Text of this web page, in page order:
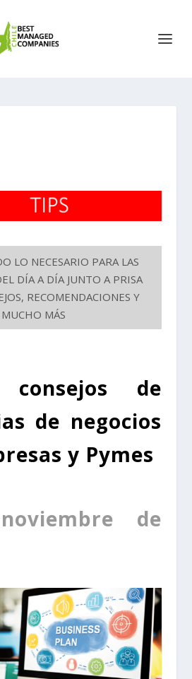
LO NECESARIO PARA LAS
DÍA A DÍA JUNTO A PRISA
RECOMENDACIONES Y
MUCHO MÁS
de
de negocios
y Pymes
de